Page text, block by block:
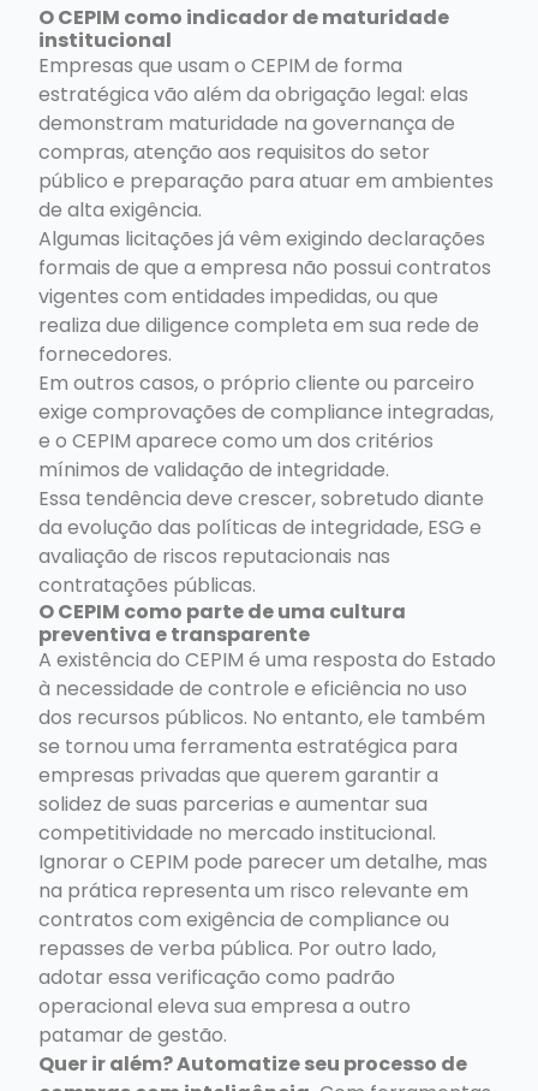
O CEPIM como indicador de maturidade
institucional
Empresas que usam o CEPIM de forma
estratégica vão além da obrigação legal: elas
demonstram maturidade na governança de
compras, atenção aos requisitos do setor
público e preparação para atuar em ambientes
de alta exigência.
Algumas licitações já vêm exigindo declarações
formais de que a empresa não possui contratos
vigentes com entidades impedidas, ou que
realiza due diligence completa em sua rede de
fornecedores.
Em outros casos, o próprio cliente ou parceiro
exige comprovações de compliance integradas,
e o CEPIM aparece como um dos critérios
mínimos de validação de integridade.
Essa tendência deve crescer, sobretudo diante
da evolução das políticas de integridade, ESG e
avaliação de riscos reputacionais nas
contratações públicas.
O CEPIM como parte de uma cultura
preventiva e transparente
A existência do CEPIM é uma resposta do Estado
à necessidade de controle e eficiência no uso
dos recursos públicos. No entanto, ele também
se tornou uma ferramenta estratégica para
empresas privadas que querem garantir a
solidez de suas parcerias e aumentar sua
competitividade no mercado institucional.
Ignorar o CEPIM pode parecer um detalhe, mas
na prática representa um risco relevante em
contratos com exigência de compliance ou
repasses de verba pública. Por outro lado,
adotar essa verificação como padrão
operacional eleva sua empresa a outro
patamar de gestão.
Quer ir além? Automatize seu processo de